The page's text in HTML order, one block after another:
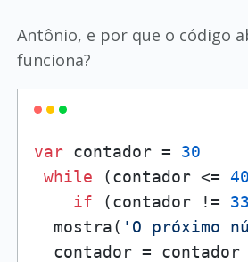
Antônio, e por que o código
funciona?
var contador = 30
while (contador <= 40
if (contador != 33
  mostra(
'O próximo
contador = contador